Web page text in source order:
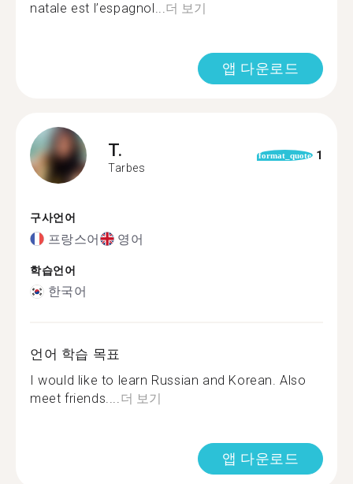
natale est l’espagnol...더 보기
앱 다운로드
T.
Tarbes
format_quote 1
구사언어
프랑스어 영어
학습언어
한국어
언어 학습 목표
I would like to learn Russian and Korean. Also
meet friends....더 보기
앱 다운로드